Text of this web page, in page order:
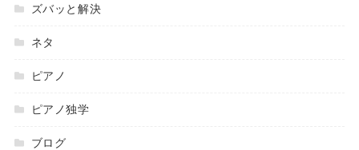
ズバッと解決
ネタ
ピアノ
ピアノ独学
ブログ